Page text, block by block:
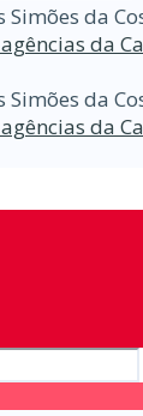
Simões da
da
Simões da
da